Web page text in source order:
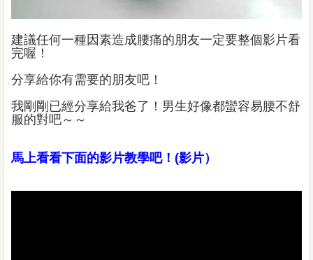
建議任何一種因素造成腰痛的朋友一定要整個影片看
完喔！
分享給你有需要的朋友吧！
我剛剛已經分享給我爸了！男生好像都蠻容易腰不舒
服的對吧～～
馬上看看下面的影片教學吧！(影片）